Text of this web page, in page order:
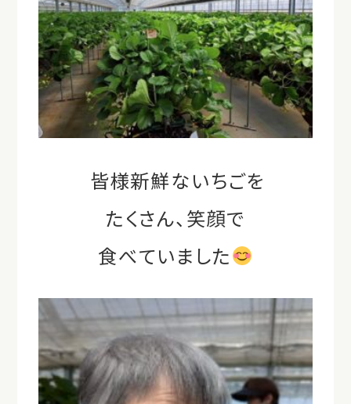
皆様新鮮ないちごを
たくさん、笑顔で
食べていました